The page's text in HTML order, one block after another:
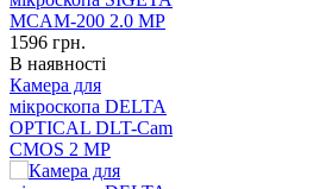
1596 грн.
В наявності
Камера для
мікроскопа DELTA
OPTICAL DLT-Cam
CMOS 2 MP